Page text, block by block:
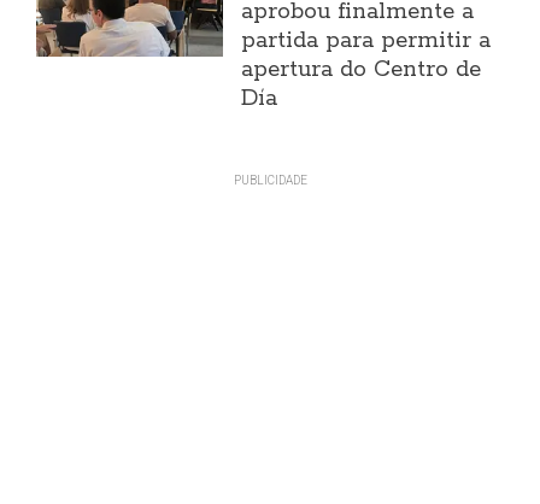
aprobou finalmente a
partida para permitir a
apertura do Centro de
Día